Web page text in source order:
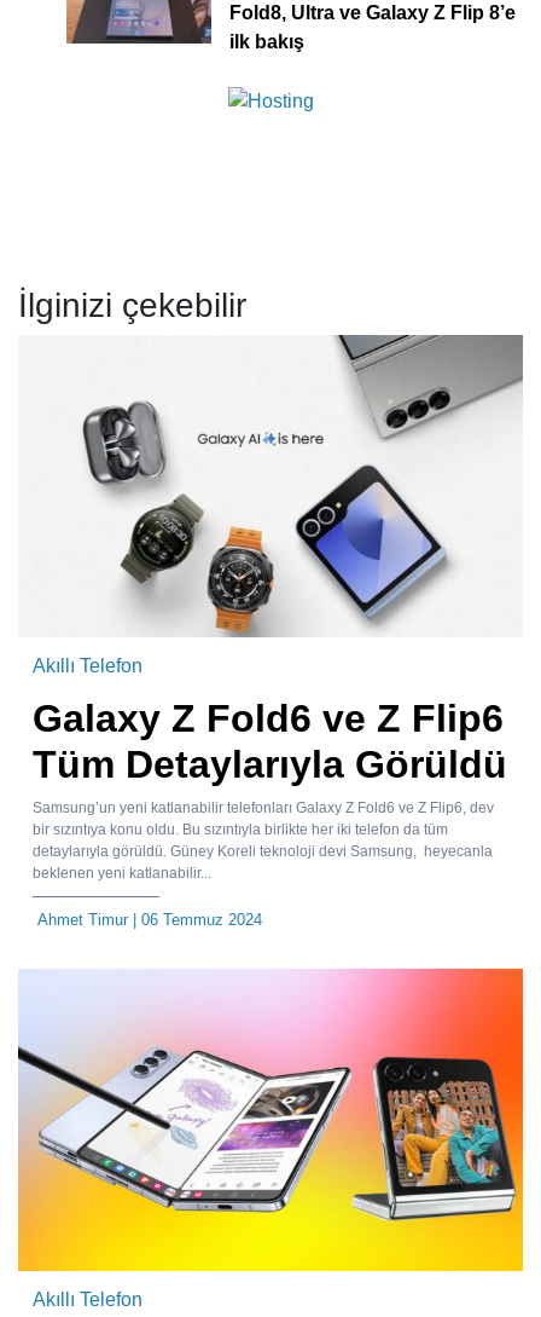
Fold8, Ultra ve Galaxy Z Flip 8’e
ilk bakış
İlginizi çekebilir
Akıllı Telefon
Galaxy Z Fold6 ve Z Flip6
Tüm Detaylarıyla Görüldü
Samsung’un yeni katlanabilir telefonları Galaxy Z Fold6 ve Z Flip6, dev
bir sızıntıya konu oldu. Bu sızıntıyla birlikte her iki telefon da tüm
detaylarıyla görüldü. Güney Koreli teknoloji devi Samsung, heyecanla
beklenen yeni katlanabilir...
Ahmet Timur| 06 Temmuz 2024
Akıllı Telefon